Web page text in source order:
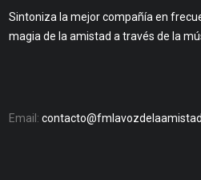
Sintoniza la mejor compañía en
magia de la amistad a través de la
Email: